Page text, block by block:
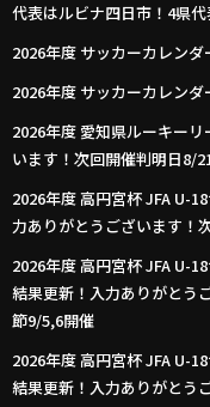
代表はルビナ四日市！4県
2026年度 サッカーカレン
2026年度 サッカーカレン
2026年度 愛知県ルーキー
います！次回開催判明日8/
2026年度 高円宮杯 JFA U-
力ありがとうございます！
2026年度 高円宮杯 JFA U-
結果更新！入力ありがとう
節9/5,6開催
2026年度 高円宮杯 JFA U-
結果更新！入力ありがとう